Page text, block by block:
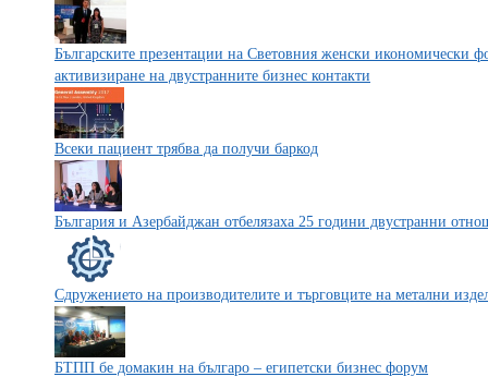
Българските презентации на Световния женски икономически
активизиране на двустранните бизнес контакти
Всеки пациент трябва да получи баркод
България и Азербайджан отбелязаха 25 години двустранни
Сдружението на производителите и търговците на метални
БТПП бе домакин на българо – египетски бизнес форум